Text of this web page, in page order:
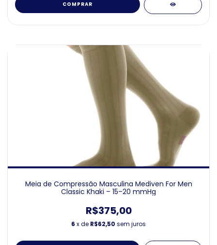
COMPRAR
Meia de Compressão Masculina Mediven For Men
Classic Khaki – 15–20 mmHg
R$375,00
6 x de R$62,50 sem juros